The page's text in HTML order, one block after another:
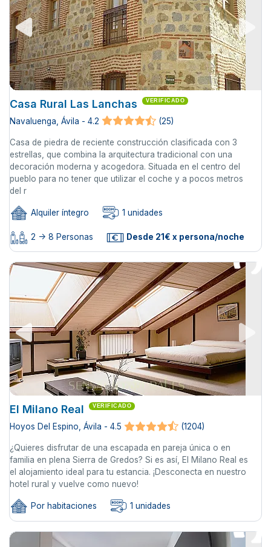
Casa Rural Las Lanchas VERIFICADO
Navaluenga, Ávila - 4.2 (25)
Casa de piedra de reciente construcción clasificada con 3
estrellas, que combina la arquitectura tradicional con una
decoración moderna y acogedora. Situada en el centro del
pueblo para no tener que utilizar el coche y a pocos metros
del r
Alquiler íntegro 1 unidades
2 -> 8 Personas Desde 21€ x persona/noche
El Milano Real VERIFICADO
Hoyos Del Espino, Ávila - 4.5 (1204)
¿Quieres disfrutar de una escapada en pareja única o en
familia en plena Sierra de Gredos? Si es así, El Milano Real es
el alojamiento ideal para tu estancia. ¡Desconecta en nuestro
hotel rural y vuelve como nuevo!
Por habitaciones 1 unidades